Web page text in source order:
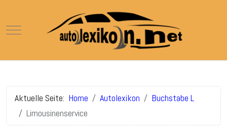
Mobile Menu Toggle
Aktuelle Seite: Home Autolexikon
Buchstabe L
Limousinenservice